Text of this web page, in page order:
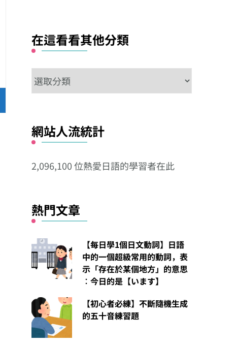
在這看看其他分類
在
這
其
分
網站人流統計
2,096,100 位熱愛日語的學習者在此
熱門文章
【每日學1個日文動詞】日語
中的一個超級常用的動詞，表
示「存在於某個地方」的意思
︰今日的是【います】
【初心者必練】不斷隨機生成
的五十音練習題